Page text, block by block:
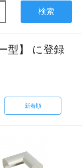
検索
型】 に登録
新着順